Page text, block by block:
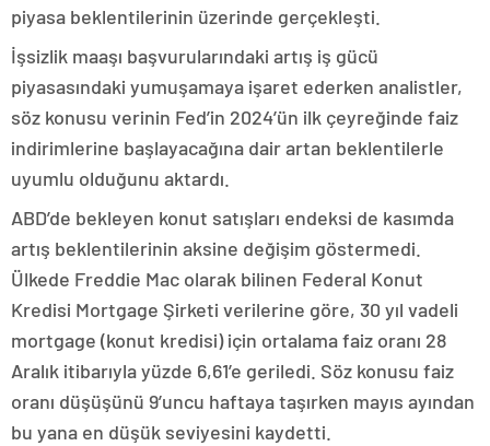
piyasa beklentilerinin üzerinde gerçekleşti.
İşsizlik maaşı başvurularındaki artış iş gücü
piyasasındaki yumuşamaya işaret ederken analistler,
söz konusu verinin Fed’in 2024’ün ilk çeyreğinde faiz
indirimlerine başlayacağına dair artan beklentilerle
uyumlu olduğunu aktardı.
ABD’de bekleyen konut satışları endeksi de kasımda
artış beklentilerinin aksine değişim göstermedi.
Ülkede Freddie Mac olarak bilinen Federal Konut
Kredisi Mortgage Şirketi verilerine göre, 30 yıl vadeli
mortgage (konut kredisi) için ortalama faiz oranı 28
Aralık itibarıyla yüzde 6,61’e geriledi. Söz konusu faiz
oranı düşüşünü 9’uncu haftaya taşırken mayıs ayından
bu yana en düşük seviyesini kaydetti.